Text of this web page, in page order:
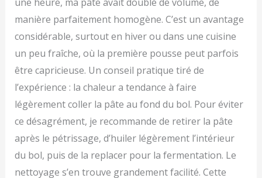
une heure, ma pâte avait doublé de volume, de
manière parfaitement homogène. C’est un avantage
considérable, surtout en hiver ou dans une cuisine
un peu fraîche, où la première pousse peut parfois
être capricieuse. Un conseil pratique tiré de
l’expérience : la chaleur a tendance à faire
légèrement coller la pâte au fond du bol. Pour éviter
ce désagrément, je recommande de retirer la pâte
après le pétrissage, d’huiler légèrement l’intérieur
du bol, puis de la replacer pour la fermentation. Le
nettoyage s’en trouve grandement facilité. Cette